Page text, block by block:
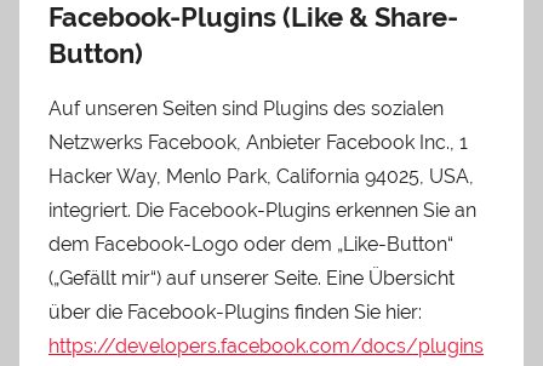
Facebook-Plugins (Like & Share-
Button)
Auf unseren Seiten sind Plugins des sozialen
Netzwerks Facebook, Anbieter Facebook Inc., 1
Hacker Way, Menlo Park, California 94025, USA,
integriert. Die Facebook-Plugins erkennen Sie an
dem Facebook-Logo oder dem „Like-Button“
(„Gefällt mir“) auf unserer Seite. Eine Übersicht
über die Facebook-Plugins finden Sie hier:
https://developers.facebook.com/docs/plugins